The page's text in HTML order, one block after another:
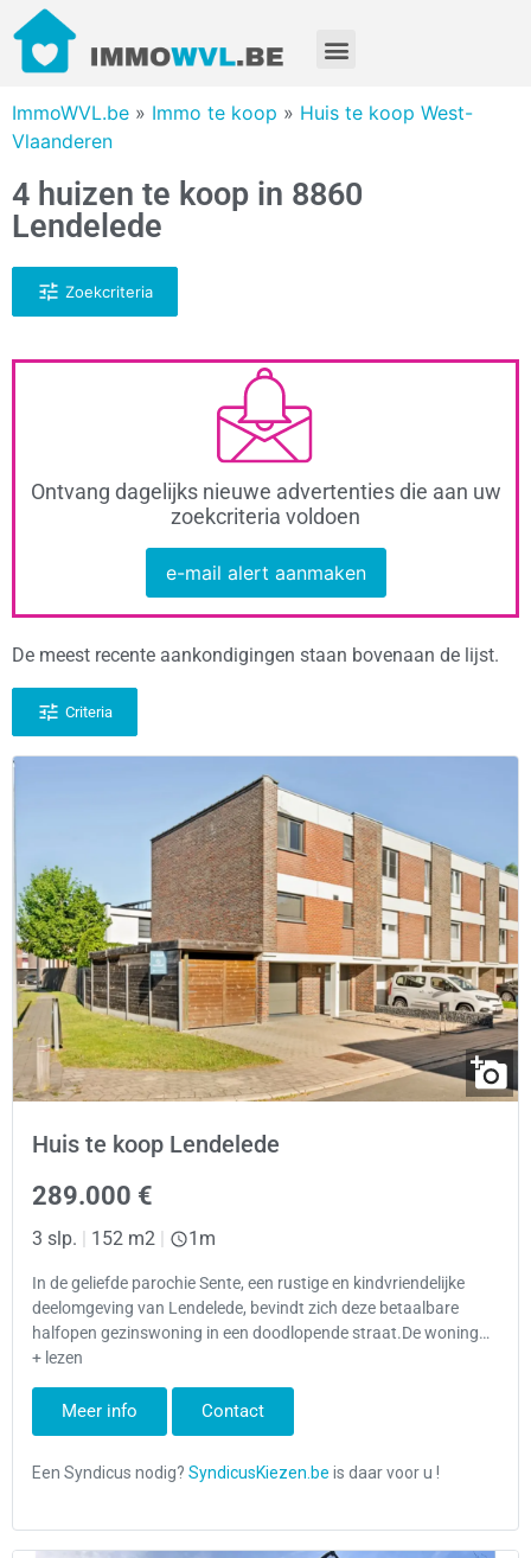
ImmoWVL.be » Immo te koop » Huis te koop West-
Vlaanderen
4 huizen te koop in 8860
Lendelede
Zoekcriteria
Ontvang dagelijks nieuwe advertenties die aan uw
zoekcriteria voldoen
e-mail alert aanmaken
De meest recente aankondigingen staan bovenaan de lijst.
Criteria
Huis te koop Lendelede
289.000 €
3 slp. 152 m2 1m
In de geliefde parochie Sente, een rustige en kindvriendelijke
deelomgeving van Lendelede, bevindt zich deze betaalbare
halfopen gezinswoning in een doodlopende straat.De woning…
+ lezen
Meer info Contact